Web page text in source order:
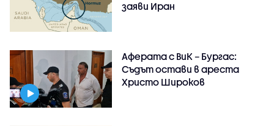
заяви Иран
Аферата с ВиК – Бургас:
Съдът остави в ареста
Христо Широков